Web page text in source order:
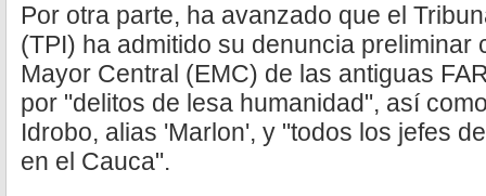
Por otra parte, ha avanzado que el
(TPI) ha admitido su denuncia preliminar
Mayor Central (EMC) de las antiguas
por "delitos de lesa humanidad", así
Idrobo, alias 'Marlon', y "todos los jefes
en el Cauca".